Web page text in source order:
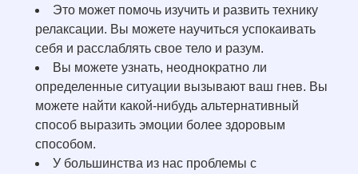
Это может помочь изучить и развить технику
релаксации. Вы можете научиться успокаивать
себя и расслаблять свое тело и разум.
Вы можете узнать, неоднократно ли
определенные ситуации вызывают ваш гнев. Вы
можете найти какой-нибудь альтернативный
способ выразить эмоции более здоровым
способом.
У большинства из нас проблемы с